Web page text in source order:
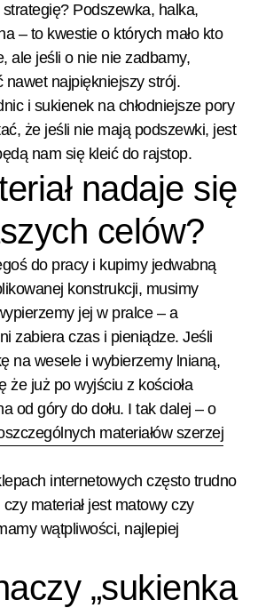
Podszewka, halka,
– to kwestie o których mało kto
ale jeśli o nie nie zadbamy,
nawet najpiękniejszy strój.
i sukienek na chłodniejsze pory
że jeśli nie mają podszewki, jest
nam się kleić do rajstop.
nadaje się
celów?
do pracy i kupimy jedwabną
konstrukcji, musimy
jej w pralce – a
zabiera czas i pieniądze. Jeśli
na wesele i wybierzemy lnianą,
że już po wyjściu z kościoła
od góry do dołu. I tak dalej – o
materiałów szerzej
internetowych często trudno
materiał jest matowy czy
wątpliwości, najlepiej
„sukienka